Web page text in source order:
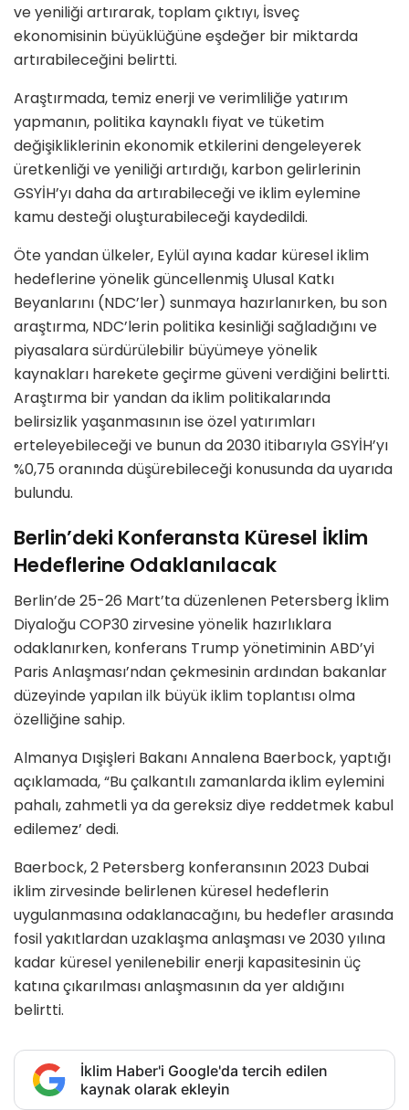
ve yeniliği artırarak, toplam çıktıyı, İsveç
ekonomisinin büyüklüğüne eşdeğer bir miktarda
artırabileceğini belirtti.
Araştırmada, temiz enerji ve verimliliğe yatırım
yapmanın, politika kaynaklı fiyat ve tüketim
değişikliklerinin ekonomik etkilerini dengeleyerek
üretkenliği ve yeniliği artırdığı, karbon gelirlerinin
GSYİH’yı daha da artırabileceği ve iklim eylemine
kamu desteği oluşturabileceği kaydedildi.
Öte yandan ülkeler, Eylül ayına kadar küresel iklim
hedeflerine yönelik güncellenmiş Ulusal Katkı
Beyanlarını (NDC’ler) sunmaya hazırlanırken, bu son
araştırma, NDC’lerin politika kesinliği sağladığını ve
piyasalara sürdürülebilir büyümeye yönelik
kaynakları harekete geçirme güveni verdiğini belirtti.
Araştırma bir yandan da iklim politikalarında
belirsizlik yaşanmasının ise özel yatırımları
erteleyebileceği ve bunun da 2030 itibarıyla GSYİH’yı
%0,75 oranında düşürebileceği konusunda da uyarıda
bulundu.
Berlin’deki Konferansta Küresel İklim
Hedeflerine Odaklanılacak
Berlin’de 25-26 Mart’ta düzenlenen Petersberg İklim
Diyaloğu COP30 zirvesine yönelik hazırlıklara
odaklanırken, konferans Trump yönetiminin ABD’yi
Paris Anlaşması’ndan çekmesinin ardından bakanlar
düzeyinde yapılan ilk büyük iklim toplantısı olma
özelliğine sahip.
Almanya Dışişleri Bakanı Annalena Baerbock, yaptığı
açıklamada, “Bu çalkantılı zamanlarda iklim eylemini
pahalı, zahmetli ya da gereksiz diye reddetmek kabul
edilemez’ dedi.
Baerbock, 2 Petersberg konferansının 2023 Dubai
iklim zirvesinde belirlenen küresel hedeflerin
uygulanmasına odaklanacağını, bu hedefler arasında
fosil yakıtlardan uzaklaşma anlaşması ve 2030 yılına
kadar küresel yenilenebilir enerji kapasitesinin üç
katına çıkarılması anlaşmasının da yer aldığını
belirtti.
İklim Haber'i Google'da tercih edilen
kaynak olarak ekleyin